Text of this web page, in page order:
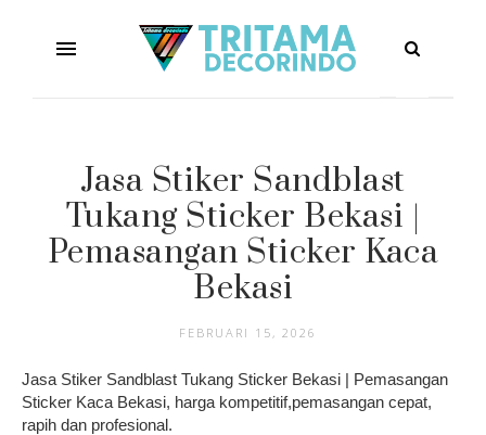
Jasa Stiker Sandblast
Tukang Sticker Bekasi |
Pemasangan Sticker Kaca
Bekasi
FEBRUARI 15, 2026
Jasa Stiker Sandblast Tukang Sticker Bekasi | Pemasangan
Sticker Kaca Bekasi, harga kompetitif,pemasangan cepat,
rapih dan profesional.